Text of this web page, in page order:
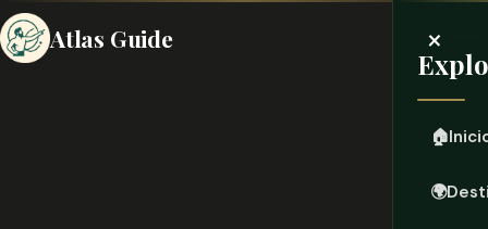
Atlas Guide ×
🏠
🌍